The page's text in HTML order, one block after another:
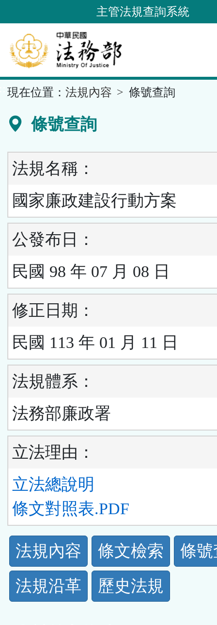
到
要
內
容
區
主管法規查詢系統
現在位置： 法規內容 條號查詢
條號查詢
法規名稱：
國家廉政建設行動方案
公發布日：
民國 98 年 07 月 08 日
修正日期：
民國 113 年 01 月 11 日
法規體系：
法務部廉政署
立法理由：
立法總說明
條文對照表.PDF
法
規
功
法規內容 條文檢索
條
法規沿革
歷史法規